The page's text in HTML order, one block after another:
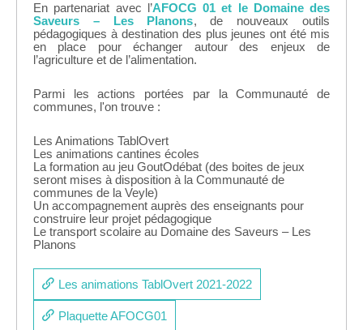
En partenariat avec l’AFOCG 01 et le Domaine des
Saveurs – Les Planons, de nouveaux outils
pédagogiques à destination des plus jeunes ont été mis
en place pour échanger autour des enjeux de
l’agriculture et de l’alimentation.
Parmi les actions portées par la Communauté de
communes, l'on trouve :
Les Animations TablOvert
Les animations cantines écoles
La formation au jeu GoutOdébat (des boites de jeux
seront mises à disposition à la Communauté de
communes de la Veyle)
Un accompagnement auprès des enseignants pour
construire leur projet pédagogique
Le transport scolaire au Domaine des Saveurs – Les
Planons
Les animations TablOvert 2021-2022
Plaquette AFOCG01